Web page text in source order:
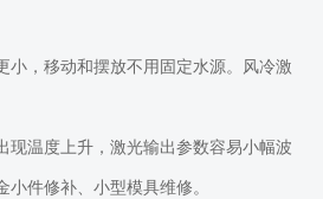
小，移动和摆放不用固定水源。风冷激
现温度上升，激光输出参数容易小幅波
件修补、小型模具维修。